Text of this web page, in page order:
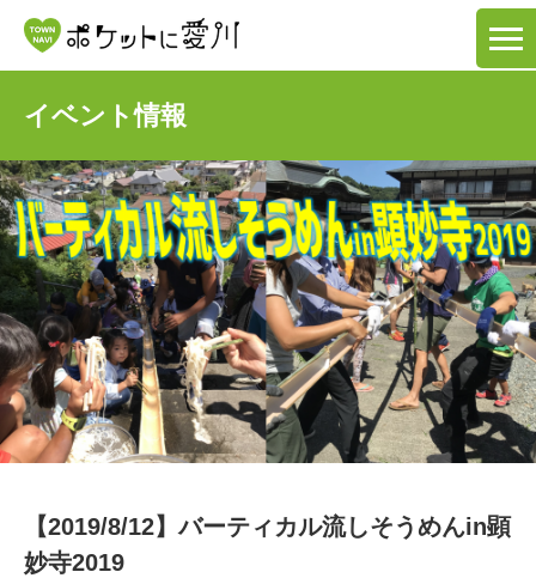
イベント情報
【2019/8/12】バーティカル流しそうめんin顕
妙寺2019